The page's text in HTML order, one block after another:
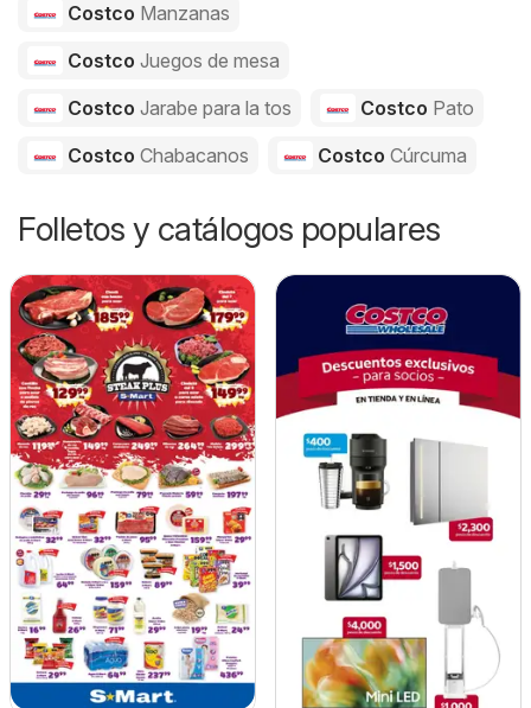
Costco Manzanas
Costco Juegos de mesa
Costco Jarabe para la tos Costco Pato
Costco Chabacanos Costco Cúrcuma
Folletos y catálogos populares